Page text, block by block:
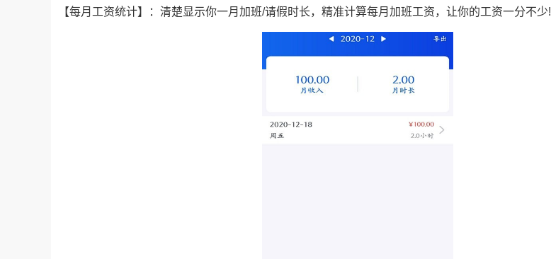
【每月工资统计】：清楚显示你一月加班/请假时长，精准计算每月加班工资，让你的工资一分不少!